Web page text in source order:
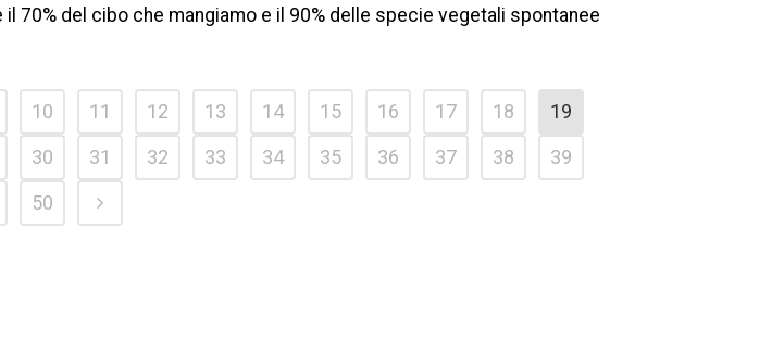
il 70% del cibo che mangiamo e il 90% delle specie vegetali spontanee
10 11 12 13 14 15 16 17 18
19
30 31 32 33 34 35 36 37 38
39
50